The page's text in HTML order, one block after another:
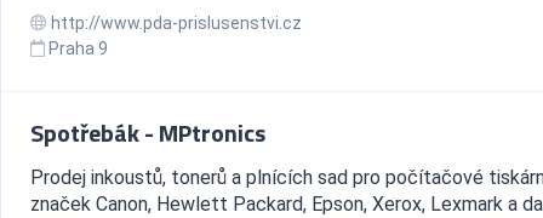
http://www.pda-prislusenstvi.cz
Praha 9
Spotřebák - MPtronics
Prodej inkoustů, tonerů a plnících sad pro počítačové
značek Canon, Hewlett Packard, Epson, Xerox, Lexmark a